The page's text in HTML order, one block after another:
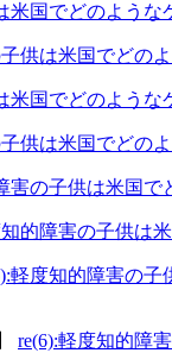
米国でどのよう
供は米国でどの
米国でどのよう
供は米国でどの
害の子供は米国
知的障害の子供は
軽度知的障害の
re(6):軽度知的障